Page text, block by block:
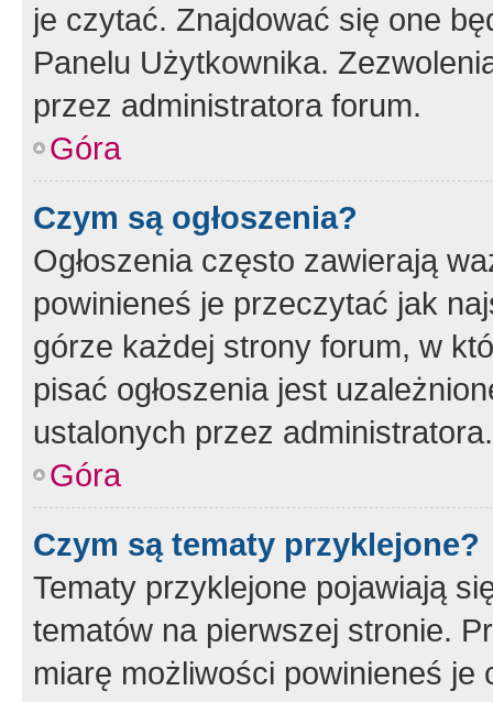
je czytać. Znajdować się one
Panelu Użytkownika.
przez administratora forum.
Góra
Czym są ogłoszenia?
Ogłoszenia często zawierają
powinieneś je przeczytać jak
górze każdej strony forum, w
pisać ogłoszenia jest
ustalonych przez administratora.
Góra
Czym są tematy przyklejone?
Tematy przyklejone pojawiają
tematów na pierwszej stronie.
miarę możliwości powinieneś je